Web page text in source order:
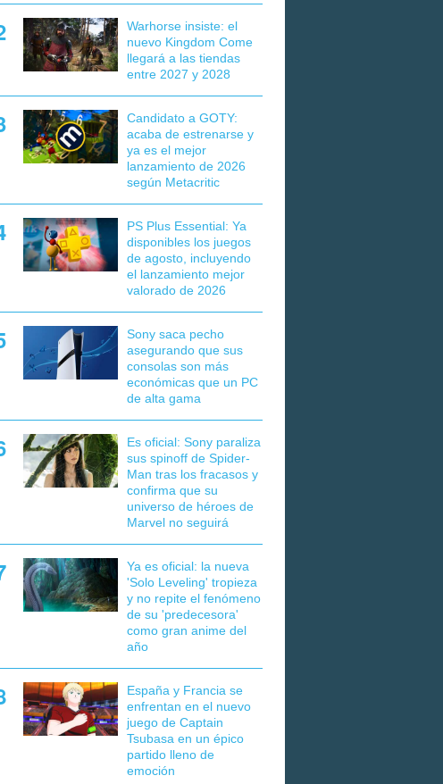
Warhorse insiste: el
nuevo Kingdom Come
llegará a las tiendas
entre 2027 y 2028
Candidato a GOTY:
acaba de estrenarse y
ya es el mejor
lanzamiento de 2026
según Metacritic
PS Plus Essential: Ya
disponibles los juegos
de agosto, incluyendo
el lanzamiento mejor
valorado de 2026
Sony saca pecho
asegurando que sus
consolas son más
económicas que un PC
de alta gama
Es oficial: Sony paraliza
sus spinoff de Spider-
Man tras los fracasos y
confirma que su
universo de héroes de
Marvel no seguirá
Ya es oficial: la nueva
'Solo Leveling' tropieza
y no repite el fenómeno
de su 'predecesora'
como gran anime del
año
España y Francia se
enfrentan en el nuevo
juego de Captain
Tsubasa en un épico
partido lleno de
emoción